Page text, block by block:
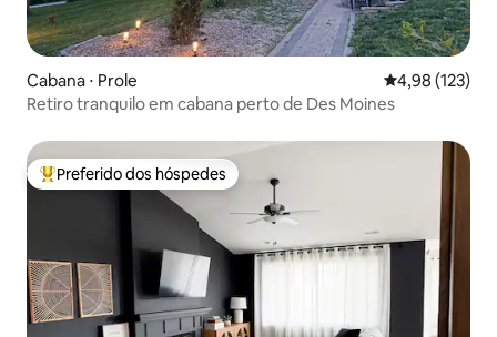
Cabana ⋅ Prole 4,98 de uma
4,98 (123)
Retiro tranquilo em cabana perto de Des Moines
Entre os melhores preferidos dos hóspedes
Preferido dos hóspedes